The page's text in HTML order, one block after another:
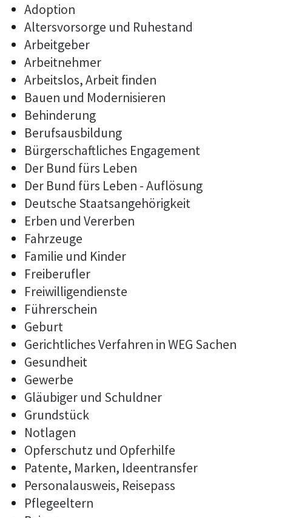
Adoption
Altersvorsorge und Ruhestand
Arbeitgeber
Arbeitnehmer
Arbeitslos, Arbeit finden
Bauen und Modernisieren
Behinderung
Berufsausbildung
Bürgerschaftliches Engagement
Der Bund fürs Leben
Der Bund fürs Leben - Auflösung
Deutsche Staatsangehörigkeit
Erben und Vererben
Fahrzeuge
Familie und Kinder
Freiberufler
Freiwilligendienste
Führerschein
Geburt
Gerichtliches Verfahren in WEG Sachen
Gesundheit
Gewerbe
Gläubiger und Schuldner
Grundstück
Notlagen
Opferschutz und Opferhilfe
Patente, Marken, Ideentransfer
Personalausweis, Reisepass
Pflegeeltern